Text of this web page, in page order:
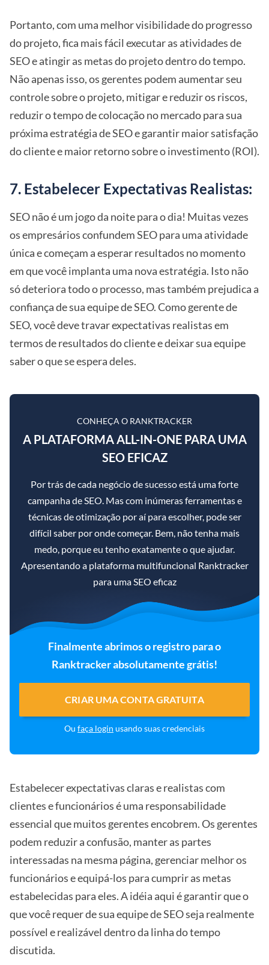
Portanto, com uma melhor visibilidade do progresso
do projeto, fica mais fácil executar as atividades de
SEO e atingir as metas do projeto dentro do tempo.
Não apenas isso, os gerentes podem aumentar seu
controle sobre o projeto, mitigar e reduzir os riscos,
reduzir o tempo de colocação no mercado para sua
próxima estratégia de SEO e garantir maior satisfação
do cliente e maior retorno sobre o investimento (ROI).
7. Estabelecer Expectativas Realistas:
SEO não é um jogo da noite para o dia! Muitas vezes
os empresários confundem SEO para uma atividade
única e começam a esperar resultados no momento
em que você implanta uma nova estratégia. Isto não
só deteriora todo o processo, mas também prejudica a
confiança de sua equipe de SEO. Como gerente de
SEO, você deve travar expectativas realistas em
termos de resultados do cliente e deixar sua equipe
saber o que se espera deles.
CONHEÇA O RANKTRACKER
A PLATAFORMA ALL-IN-ONE PARA UMA
SEO EFICAZ
Por trás de cada negócio de sucesso está uma forte
campanha de SEO. Mas com inúmeras ferramentas e
técnicas de otimização por aí para escolher, pode ser
difícil saber por onde começar. Bem, não tenha mais
medo, porque eu tenho exatamente o que ajudar.
Apresentando a plataforma multifuncional Ranktracker
para uma SEO eficaz
Finalmente abrimos o registro para o
Ranktracker absolutamente grátis!
CRIAR UMA CONTA GRATUITA
Ou faça login usando suas credenciais
Estabelecer expectativas claras e realistas com
clientes e funcionários é uma responsabilidade
essencial que muitos gerentes encobrem. Os gerentes
podem reduzir a confusão, manter as partes
interessadas na mesma página, gerenciar melhor os
funcionários e equipá-los para cumprir as metas
estabelecidas para eles. A idéia aqui é garantir que o
que você requer de sua equipe de SEO seja realmente
possível e realizável dentro da linha do tempo
discutida.